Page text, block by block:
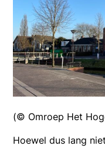
(© Omroep Het
Hoewel dus lang